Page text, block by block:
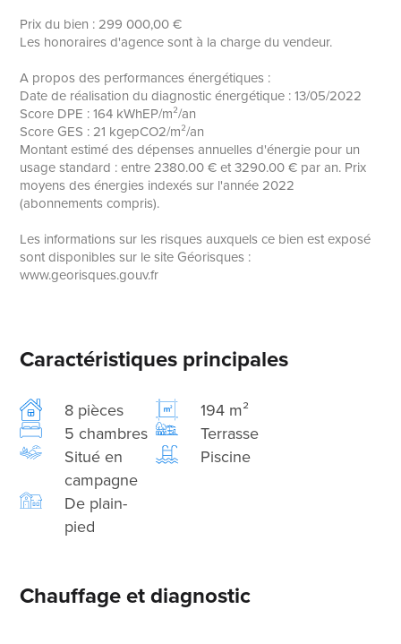
Prix du bien : 299 000,00 €
Les honoraires d'agence sont à la charge du vendeur.
A propos des performances énergétiques :
Date de réalisation du diagnostic énergétique : 13/05/2022
Score DPE : 164 kWhEP/m²/an
Score GES : 21 kgepCO2/m²/an
Montant estimé des dépenses annuelles d'énergie pour un
usage standard : entre 2380.00 € et 3290.00 € par an. Prix
moyens des énergies indexés sur l'année 2022
(abonnements compris).
Les informations sur les risques auxquels ce bien est exposé
sont disponibles sur le site Géorisques :
www.georisques.gouv.fr
Caractéristiques principales
8 pièces
194 m²
5 chambres
Terrasse
Situé en
campagne
Piscine
De plain-
pied
Chauffage et diagnostic